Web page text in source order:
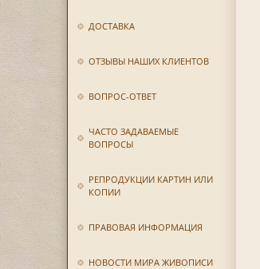
ДОСТАВКА
ОТЗЫВЫ НАШИХ КЛИЕНТОВ
ВОПРОС-ОТВЕТ
ЧАСТО ЗАДАВАЕМЫЕ
ВОПРОСЫ
РЕПРОДУКЦИИ КАРТИН ИЛИ
КОПИИ
ПРАВОВАЯ ИНФОРМАЦИЯ
НОВОСТИ МИРА ЖИВОПИСИ